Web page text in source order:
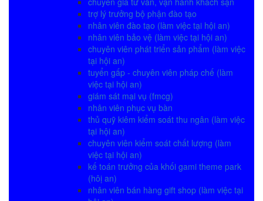
trợ lý trưởng bộ phận đào tạo
nhân viên đào tạo (làm việc tại hội an)
nhân viên bảo vệ (làm việc tại hội an)
chuyên viên phát triển sản phẩm (làm việc
tại hội an)
tuyển gấp - chuyên viên pháp chế (làm
việc tại hội an)
giám sát mại vụ (fmcg)
nhân viên phục vụ bàn
thủ quỹ kiêm kiểm soát thu ngân (làm việc
tại hội an)
chuyên viên kiểm soát chất lượng (làm
việc tại hội an)
kế toán trưởng của khối gami theme park
(hôị an)
nhân viên bán hàng gift shop (làm việc tại